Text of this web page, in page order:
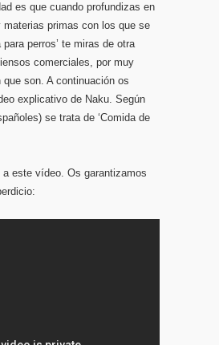
es que cuando profundizas en
materias primas con los que se
para perros’ te miras de otra
comerciales, por muy
que son. A continuación os
explicativo de Naku. Según
se trata de ‘Comida de
a este vídeo. Os garantizamos